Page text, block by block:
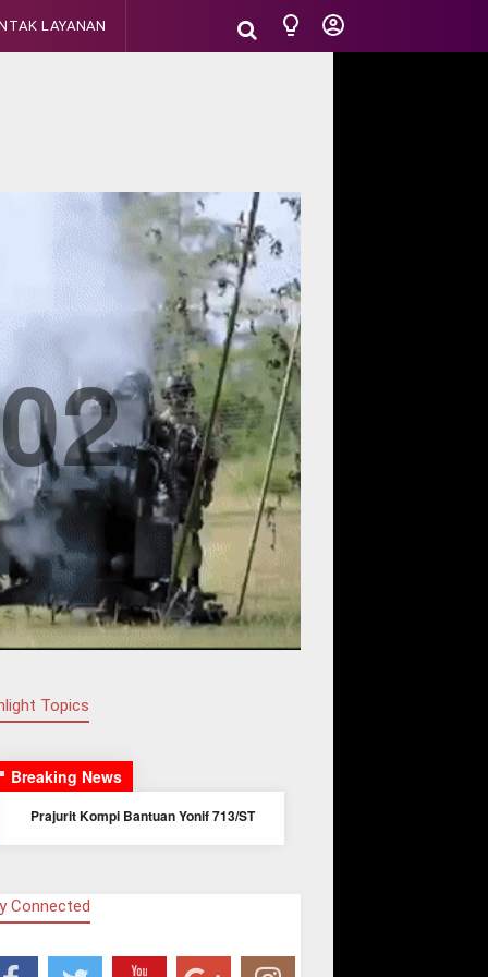
LAYANAN
02
Topics
Breaking News
Jum’at Berkah Kompi Senapan C
Secabareg TA 2025 dan Jajaran
Korem 133/NW Prajurit Yonif
Prajurit dan Persit Yonif 713/ST
Connected